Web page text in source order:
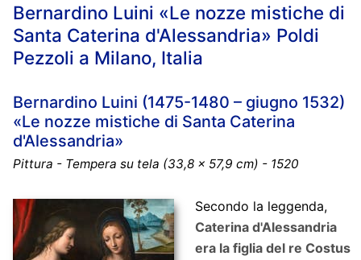
Bernardino Luini «Le nozze mistiche di
Santa Caterina d'Alessandria» Poldi
Pezzoli a Milano, Italia
Bernardino Luini (1475-1480 – giugno 1532)
«Le nozze mistiche di Santa Caterina
d'Alessandria»
Pittura - Tempera su tela (33,8 x 57,9 cm) - 1520
Secondo la leggenda,
Caterina d'Alessandria
era la figlia del re Costus